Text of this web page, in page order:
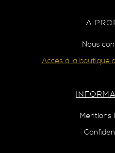
A
Nous
Accès à la boutique
Mentions